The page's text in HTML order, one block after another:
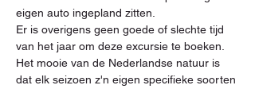
eigen auto ingepland zitten.
Er is overigens geen goede of slechte tijd
van het jaar om deze excursie te boeken.
Het mooie van de Nederlandse natuur is
dat elk seizoen z'n eigen specifieke soorten